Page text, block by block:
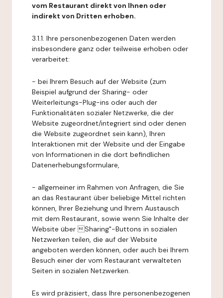
vom Restaurant direkt von Ihnen oder
indirekt von Dritten erhoben.
3.1.1. Ihre personenbezogenen Daten werden
insbesondere ganz oder teilweise erhoben oder
verarbeitet:
- bei Ihrem Besuch auf der Website (zum
Beispiel aufgrund der Sharing- oder
Weiterleitungs-Plug-ins oder auch der
Funktionalitäten sozialer Netzwerke, die der
Website zugeordnet/integriert sind oder denen
die Website zugeordnet sein kann), Ihren
Interaktionen mit der Website und der Eingabe
von Informationen in die dort befindlichen
Datenerhebungsformulare,
- allgemeiner im Rahmen von Anfragen, die Sie
an das Restaurant über beliebige Mittel richten
können, Ihrer Beziehung und Ihrem Austausch
mit dem Restaurant, sowie wenn Sie Inhalte der
Website über Sharing"-Buttons in sozialen
Netzwerken teilen, die auf der Website
angeboten werden können, oder auch bei Ihrem
Besuch einer der vom Restaurant verwalteten
Seiten in sozialen Netzwerken.
Es wird präzisiert, dass Ihre personenbezogenen